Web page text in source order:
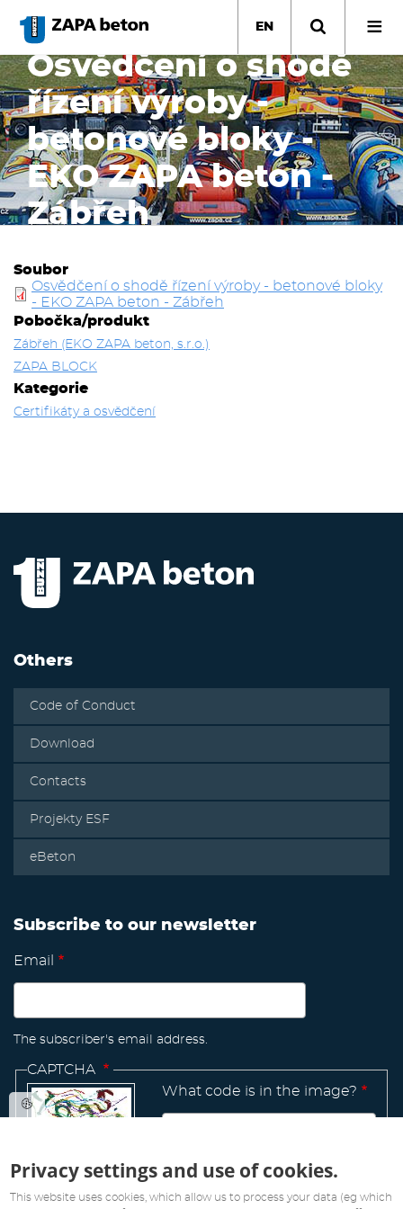
main
content
EN
Osvědčení o shodě
řízení výroby -
betonové bloky -
EKO ZAPA beton -
Zábřeh
Soubor
Osvědčení o shodě řízení výroby - betonové bloky
- EKO ZAPA beton - Zábřeh
Pobočka/produkt
Zábřeh (EKO ZAPA beton, s.r.o.)
ZAPA BLOCK
Kategorie
Certifikáty a osvědčení
Others
Code of Conduct
Download
Contacts
Projekty ESF
eBeton
Subscribe to our newsletter
Email
The subscriber's email address.
CAPTCHA
What code is in the image?
Manage
existing
Privacy settings and use of cookies.
This website uses cookies, which allow us to process your data (eg which